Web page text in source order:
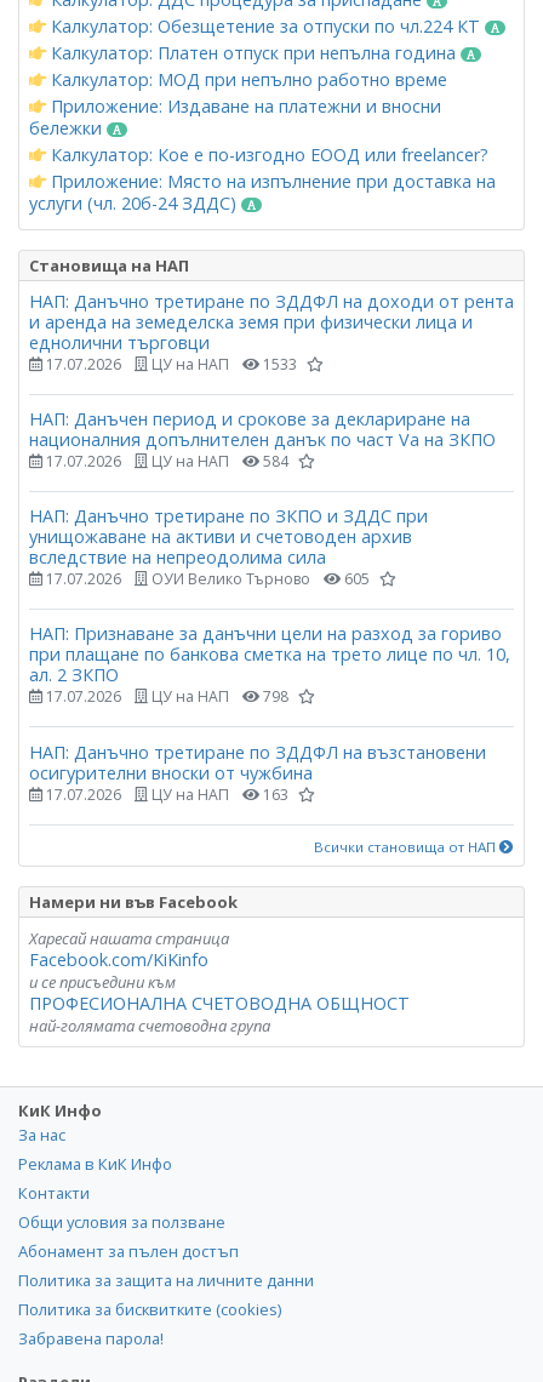
Калкулатор: Обезщетение за отпуски по чл.224 КТ
Калкулатор: Платен отпуск при непълна година
Калкулатор: МОД при непълно работно време
Приложение: Издаване на платежни и вносни
бележки
Калкулатор: Кое е по-изгодно ЕООД или freelancer?
Приложение: Място на изпълнение при доставка на
услуги (чл. 20б-24 ЗДДС)
Становища на НАП
НАП: Данъчно третиране по ЗДДФЛ на доходи от рента
и аренда на земеделска земя при физически лица и
еднолични търговци
17.07.2026 ЦУ на НАП 1533
НАП: Данъчен период и срокове за деклариране на
националния допълнителен данък по част Vа на ЗКПО
17.07.2026 ЦУ на НАП 584
НАП: Данъчно третиране по ЗКПО и ЗДДС при
унищожаване на активи и счетоводен архив
вследствие на непреодолима сила
17.07.2026 ОУИ Велико Търново 605
НАП: Признаване за данъчни цели на разход за гориво
при плащане по банкова сметка на трето лице по чл. 10,
ал. 2 ЗКПО
17.07.2026 ЦУ на НАП 798
НАП: Данъчно третиране по ЗДДФЛ на възстановени
осигурителни вноски от чужбина
17.07.2026 ЦУ на НАП 163
Всички становища от НАП
Намери ни във Facebook
Харесай нашата страница
Facebook.com/KiKinfo
и се присъедини към
ПРОФЕСИОНАЛНА СЧЕТОВОДНА ОБЩНОСТ
най-голямата счетоводна група
КиК Инфо
За нас
Реклама в КиК Инфо
Контакти
Общи условия за ползване
Абонамент за пълен достъп
Политика за защита на личните данни
Политика за бисквитките (cookies)
Забравена парола!